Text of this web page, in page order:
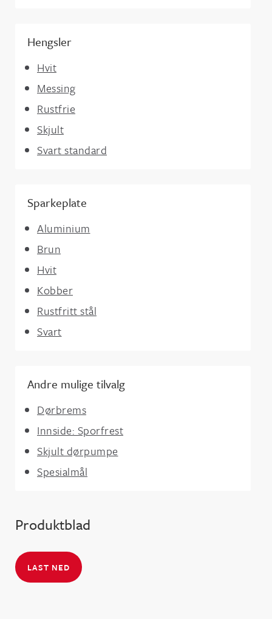
Hengsler
Hvit
Messing
Rustfrie
Skjult
Svart standard
Sparkeplate
Aluminium
Brun
Hvit
Kobber
Rustfritt stål
Svart
Andre mulige tilvalg
Dørbrems
Innside: Sporfrest
Skjult dørpumpe
Spesialmål
Produktblad
LAST NED